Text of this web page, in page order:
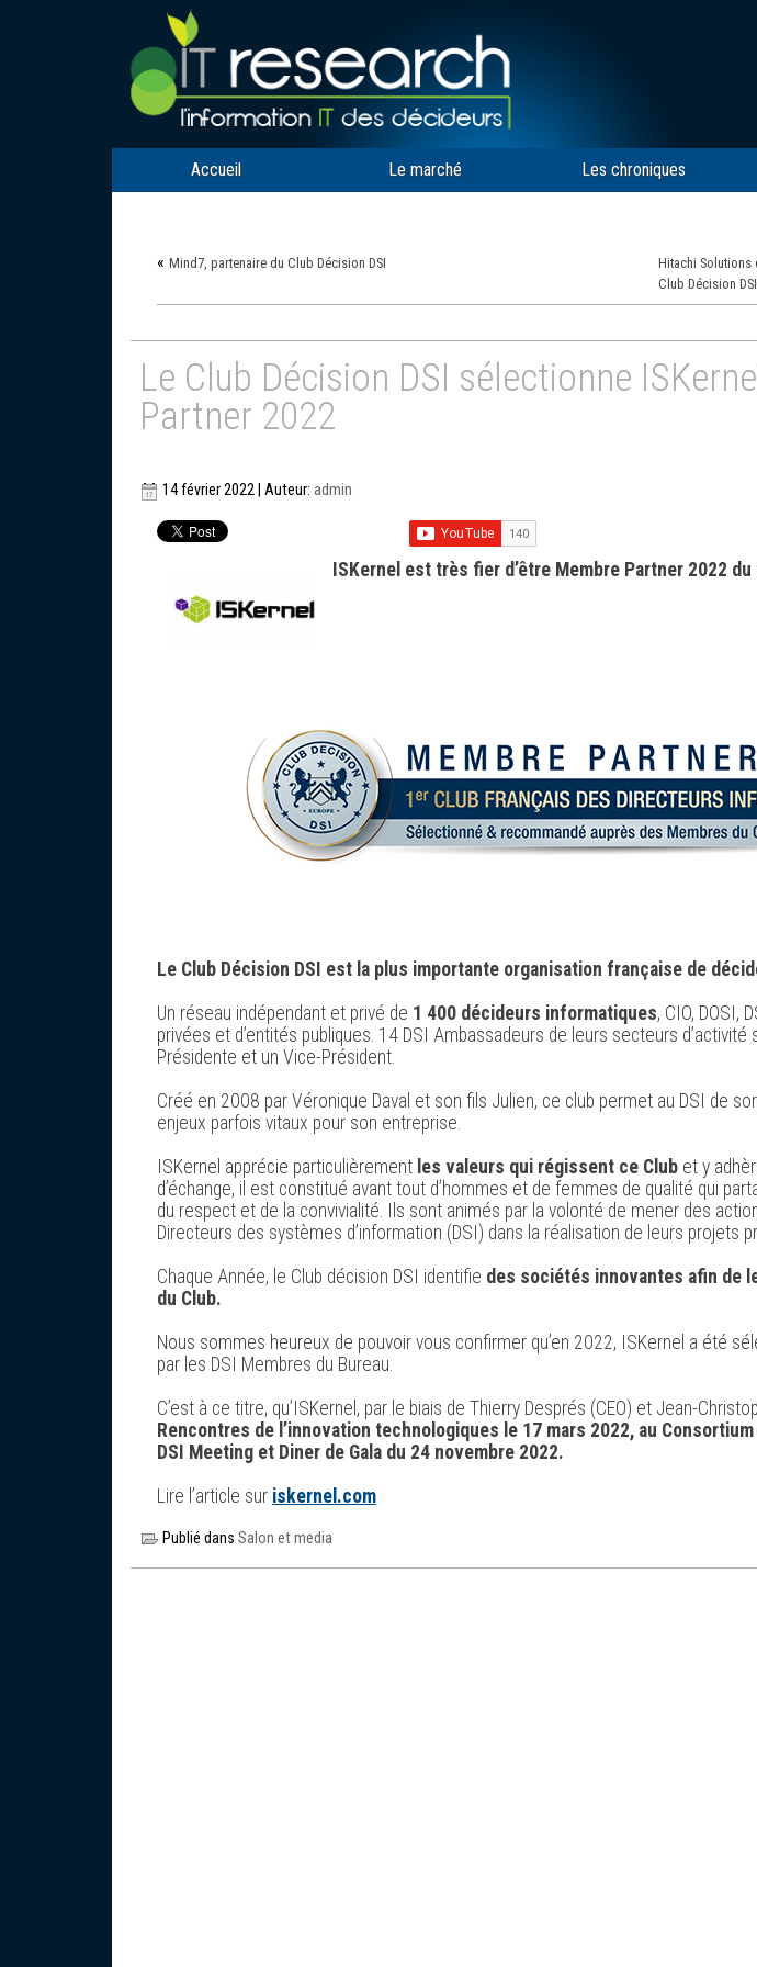
Accueil Le marché Les chroniques
« Mind7, partenaire du Club Décision DSI
Hitachi Solutions
Club Décision DSI
Le Club Décision DSI sélectionne
Partner 2022
14 février 2022 | Auteur: admin
ISKernel est très fier d’être Membre Partner 2022 du
Le Club Décision DSI est la plus importante organisation française de
Un réseau indépendant et privé de 1 400 décideurs informatiques, CIO, DOSI,
privées et d’entités publiques. 14 DSI Ambassadeurs de leurs secteurs d’activité
Présidente et un Vice-Président.
Créé en 2008 par Véronique Daval et son fils Julien, ce club permet au DSI de
enjeux parfois vitaux pour son entreprise.
ISKernel apprécie particulièrement les valeurs qui régissent ce Clubet y
d’échange, il est constitué avant tout d’hommes et de femmes de qualité qui
du respect et de la convivialité. Ils sont animés par la volonté de mener des
Directeurs des systèmes d’information (DSI) dans la réalisation de leurs projets
Chaque Année, le Club décision DSI identifie des sociétés innovantes afin de
du Club.
Nous sommes heureux de pouvoir vous confirmer qu’en 2022, ISKernel a été
par les DSI Membres du Bureau.
C’est à ce titre, qu’ISKernel, par le biais de Thierry Després (CEO) et Jean-
Rencontres de l’innovation technologiques le 17 mars 2022, au
DSI Meeting et Diner de Gala du 24 novembre 2022.
Lire l’article sur iskernel.com
Publié dans Salon et media